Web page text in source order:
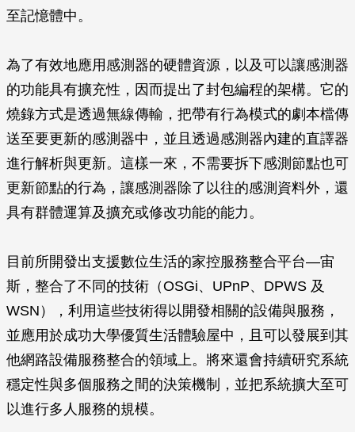
至記憶體中。
為了有效地應用感測器的硬體資源，以及可以讓感測器
的功能具有擴充性，因而提出了封包編程的架構。它的
燒錄方式是透過無線傳輸，把帶有行為模式的劇本檔傳
送至要更新的感測器中，並且透過感測器內建的直譯器
進行解析與更新。這樣一來，不需要拆下感測節點也可
更新節點的行為，讓感測器除了以往的感測資料外，還
具有群體運算及擴充或修改功能的能力。
目前所開發出支援數位生活的家控服務整合平台—宙
斯，整合了不同的技術（OSGi、UPnP、DPWS 及
WSN），利用這些技術得以開發相關的設備與服務，
並應用於成功大學優質生活體驗屋中，且可以發展到其
他網路設備服務整合的領域上。將來還會持續研究系統
穩定性與多個服務之間的決策機制，並把系統擴大至可
以進行多人服務的規模。